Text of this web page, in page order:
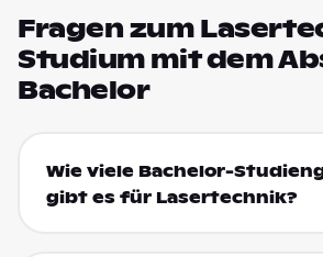
Fragen zum
Studium mit dem
Bachelor
Wie viele Bachelor-
gibt es für Lasertechnik?